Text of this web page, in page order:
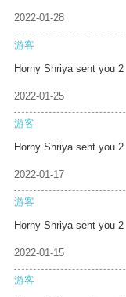
2022-01-28
游客
Horny Shriya sent you 2
2022-01-25
游客
Horny Shriya sent you 2
2022-01-17
游客
Horny Shriya sent you 2
2022-01-15
游客